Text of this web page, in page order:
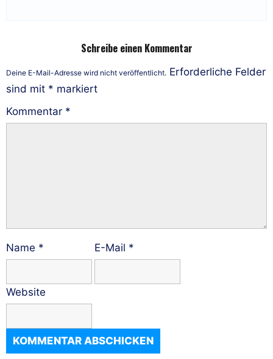
Schreibe einen Kommentar
Deine E-Mail-Adresse wird nicht veröffentlicht. Erforderliche Felder
sind mit * markiert
Kommentar *
Name * E-Mail *
Website